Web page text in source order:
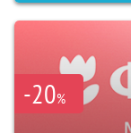
-20%